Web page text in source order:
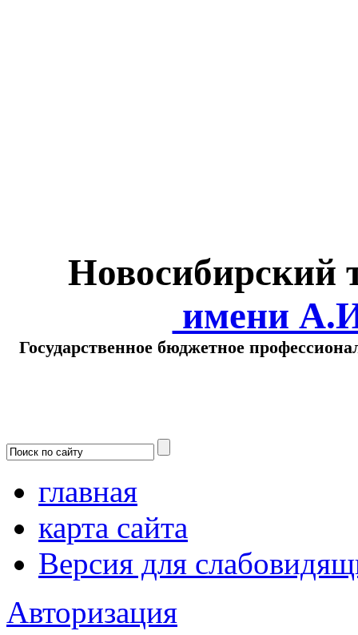
Новосибирский
имени
Государственное бюджетное
главная
карта сайта
Версия для
Авторизация